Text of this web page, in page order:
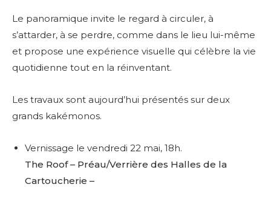
Le panoramique invite le regard à circuler, à
s’attarder, à se perdre, comme dans le lieu lui-même
et propose une expérience visuelle qui célèbre la vie
quotidienne tout en la réinventant.
Les travaux sont aujourd’hui présentés sur deux
grands kakémonos.
Vernissage le vendredi 22 mai, 18h.
The Roof – Préau/Verrière des Halles de la
Cartoucherie –